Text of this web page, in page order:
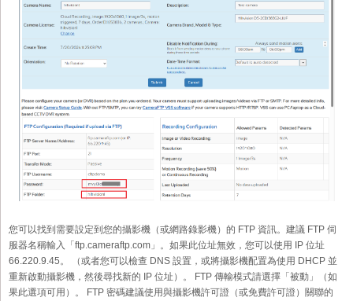
您可以找到需要設定到您的攝影機（或網路錄影機）的 FTP 資訊。建議 FTP 伺
服器名稱輸入「ftp.cameraftp.com」。如果此位址無效，您可以使用 IP 位址
66.220.9.45。 （或者您可以檢查 DNS 設置，或將攝影機配置為使用 DHCP 並
重新啟動攝影機，然後尋找新的 IP 位址）。 FTP 傳輸模式請選擇「被動」（如
果此選項可用）。 FTP 密碼建議使用與攝影機許可證（或免費許可證）關聯的